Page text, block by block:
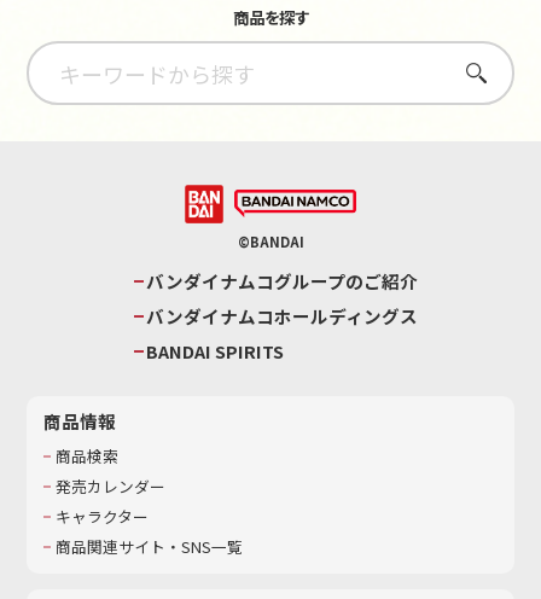
商品を探す
さがす
©BANDAI
バンダイナムコグループのご紹介
バンダイナムコホールディングス
BANDAI SPIRITS
商品情報
商品検索
発売カレンダー
キャラクター
商品関連サイト・SNS一覧